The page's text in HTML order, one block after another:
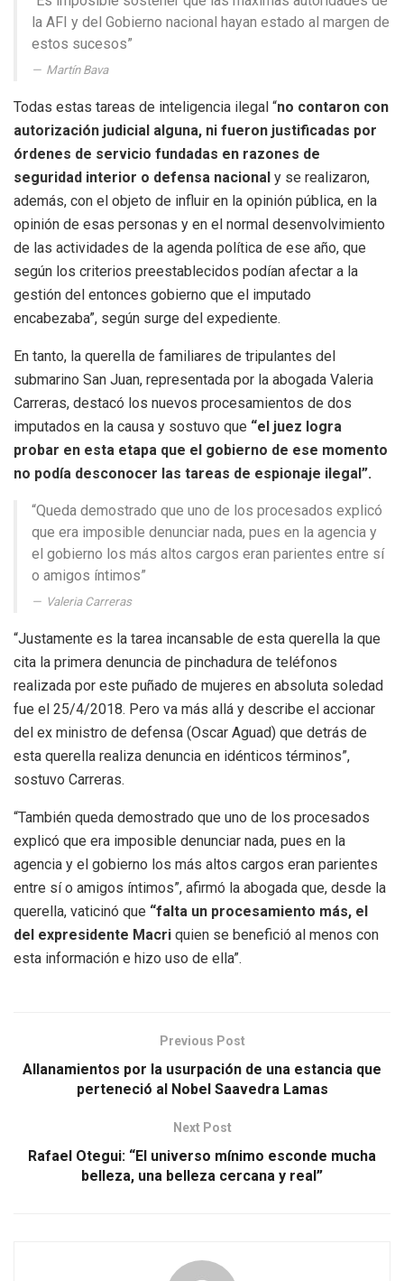
la AFI y del Gobierno nacional hayan estado al margen de
estos sucesos”
Martín Bava
Todas estas tareas de inteligencia ilegal “no contaron con
autorización judicial alguna, ni fueron justificadas por
órdenes de servicio fundadas en razones de
seguridad interior o defensa nacional y se realizaron,
además, con el objeto de influir en la opinión pública, en la
opinión de esas personas y en el normal desenvolvimiento
de las actividades de la agenda política de ese año, que
según los criterios preestablecidos podían afectar a la
gestión del entonces gobierno que el imputado
encabezaba”, según surge del expediente.
En tanto, la querella de familiares de tripulantes del
submarino San Juan, representada por la abogada Valeria
Carreras, destacó los nuevos procesamientos de dos
imputados en la causa y sostuvo que “el juez logra
probar en esta etapa que el gobierno de ese momento
no podía desconocer las tareas de espionaje ilegal”.
“Queda demostrado que uno de los procesados explicó
que era imposible denunciar nada, pues en la agencia y
el gobierno los más altos cargos eran parientes entre sí
o amigos íntimos”
Valeria Carreras
“Justamente es la tarea incansable de esta querella la que
cita la primera denuncia de pinchadura de teléfonos
realizada por este puñado de mujeres en absoluta soledad
fue el 25/4/2018. Pero va más allá y describe el accionar
del ex ministro de defensa (Oscar Aguad) que detrás de
esta querella realiza denuncia en idénticos términos”,
sostuvo Carreras.
“También queda demostrado que uno de los procesados
explicó que era imposible denunciar nada, pues en la
agencia y el gobierno los más altos cargos eran parientes
entre sí o amigos íntimos”, afirmó la abogada que, desde la
querella, vaticinó que “falta un procesamiento más, el
del expresidente Macri quien se benefició al menos con
esta información e hizo uso de ella”.
Previous Post
Allanamientos por la usurpación de una estancia que
perteneció al Nobel Saavedra Lamas
Next Post
Rafael Otegui: “El universo mínimo esconde mucha
belleza, una belleza cercana y real”